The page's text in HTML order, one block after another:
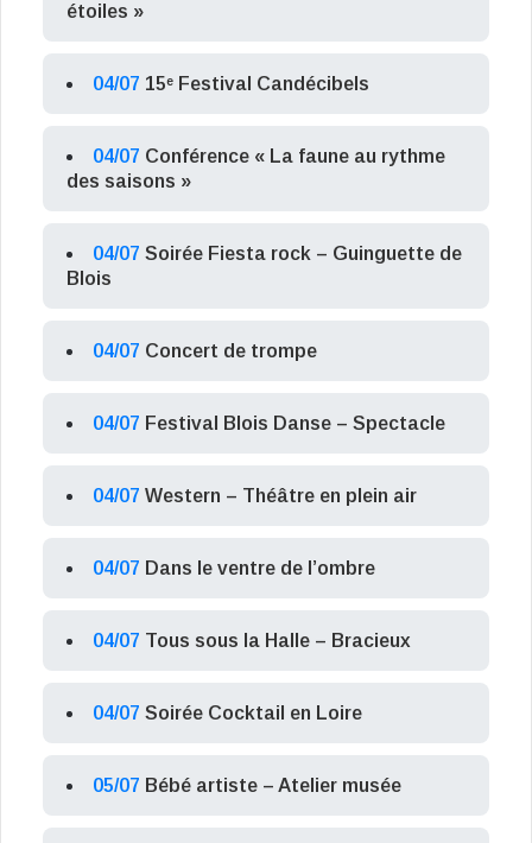
étoiles »
04/07 15ᵉ Festival Candécibels
04/07 Conférence « La faune au rythme
des saisons »
04/07 Soirée Fiesta rock – Guinguette de
Blois
04/07 Concert de trompe
04/07 Festival Blois Danse – Spectacle
04/07 Western – Théâtre en plein air
04/07 Dans le ventre de l’ombre
04/07 Tous sous la Halle – Bracieux
04/07 Soirée Cocktail en Loire
05/07 Bébé artiste – Atelier musée